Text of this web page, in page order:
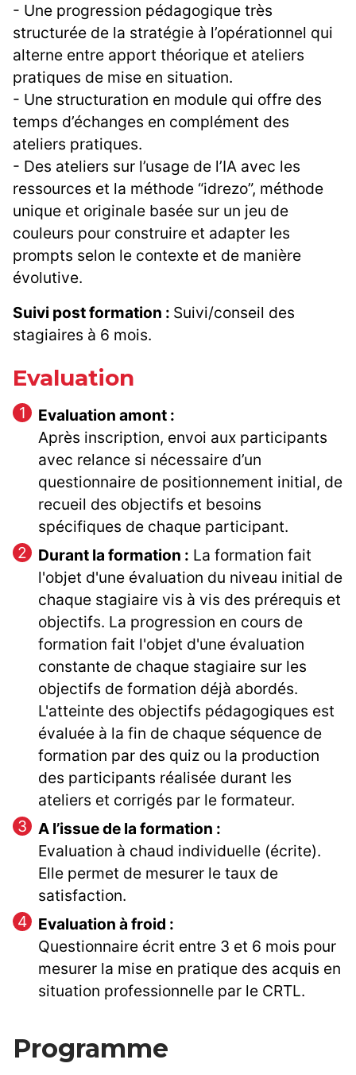
- Une progression pédagogique très
structurée de la stratégie à l’opérationnel qui
alterne entre apport théorique et ateliers
pratiques de mise en situation.
- Une structuration en module qui offre des
temps d’échanges en complément des
ateliers pratiques.
- Des ateliers sur l’usage de l’IA avec les
ressources et la méthode “idrezo”, méthode
unique et originale basée sur un jeu de
couleurs pour construire et adapter les
prompts selon le contexte et de manière
évolutive.
Suivi post formation : Suivi/conseil des
stagiaires à 6 mois.
Evaluation
Evaluation amont :
Après inscription, envoi aux participants
avec relance si nécessaire d’un
questionnaire de positionnement initial, de
recueil des objectifs et besoins
spécifiques de chaque participant.
Durant la formation : La formation fait
l'objet d'une évaluation du niveau initial de
chaque stagiaire vis à vis des prérequis et
objectifs. La progression en cours de
formation fait l'objet d'une évaluation
constante de chaque stagiaire sur les
objectifs de formation déjà abordés.
L'atteinte des objectifs pédagogiques est
évaluée à la fin de chaque séquence de
formation par des quiz ou la production
des participants réalisée durant les
ateliers et corrigés par le formateur.
A l’issue de la formation :
Evaluation à chaud individuelle (écrite).
Elle permet de mesurer le taux de
satisfaction.
Evaluation à froid :
Questionnaire écrit entre 3 et 6 mois pour
mesurer la mise en pratique des acquis en
situation professionnelle par le CRTL.
Programme